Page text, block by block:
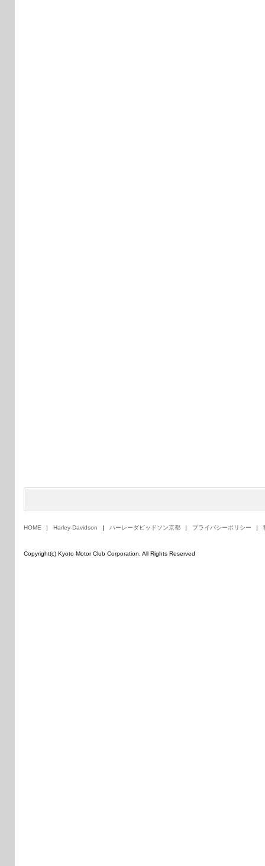
HOME Harley-Davidson ハーレーダビッドソン京都 プライバシーポリシー
Copyright(c) Kyoto Motor Club Corporation. All Rights Reserved